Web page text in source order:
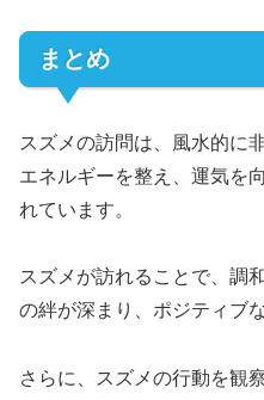
まとめ
スズメの訪問は、風水的に
エネルギーを整え、運気を
れています。
スズメが訪れることで、調
の絆が深まり、ポジティブ
さらに、スズメの行動を観